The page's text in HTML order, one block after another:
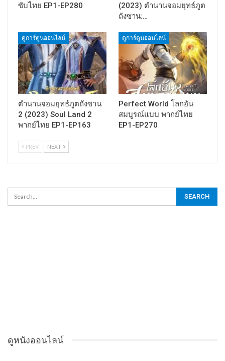
ซับไทย EP1-EP280
(2023) ตำนานจอมยุทธ์ภูต
ถังซาน:…
ดูการ์ตูนออนไลน์
ตำนานจอมยุทธ์ภูตถังซาน
2 (2023) Soul Land 2
พากย์ไทย EP1-EP163
ดูการ์ตูนออนไลน์
Perfect World โลกอัน
สมบูรณ์แบบ พากย์ไทย
EP1-EP270
PREV NEXT
ดูหนังออนไลน์